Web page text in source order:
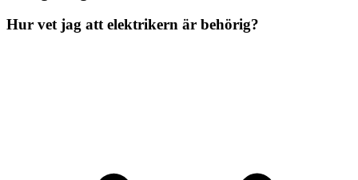
Hur vet jag att elektrikern är behörig?